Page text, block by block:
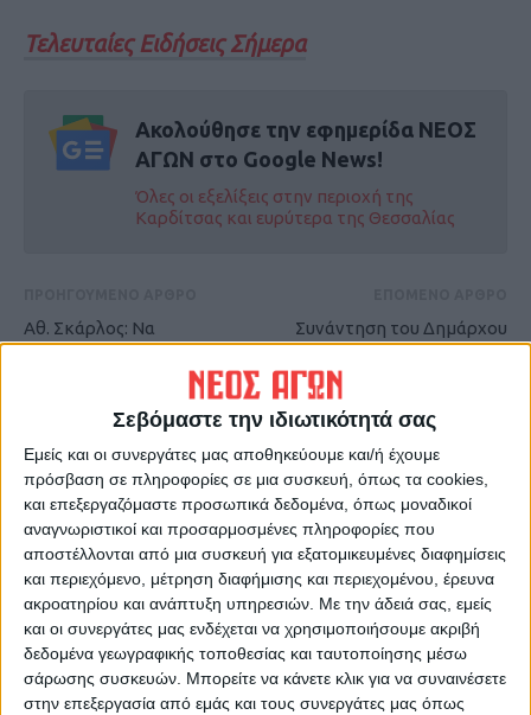
Σεβόμαστε την ιδιωτικότητά σας
Εμείς και οι συνεργάτες μας αποθηκεύουμε και/ή έχουμε
πρόσβαση σε πληροφορίες σε μια συσκευή, όπως τα cookies,
και επεξεργαζόμαστε προσωπικά δεδομένα, όπως μοναδικοί
αναγνωριστικοί και προσαρμοσμένες πληροφορίες που
αποστέλλονται από μια συσκευή για εξατομικευμένες διαφημίσεις
και περιεχόμενο, μέτρηση διαφήμισης και περιεχομένου, έρευνα
ακροατηρίου και ανάπτυξη υπηρεσιών. Με την άδειά σας, εμείς
και οι συνεργάτες μας ενδέχεται να χρησιμοποιήσουμε ακριβή
δεδομένα γεωγραφικής τοποθεσίας και ταυτοποίησης μέσω
σάρωσης συσκευών. Μπορείτε να κάνετε κλικ για να συναινέσετε
στην επεξεργασία από εμάς και τους συνεργάτες μας όπως
Τελευταίες Ειδήσεις Σήμερα
Ακολούθησε την εφημερίδα ΝΕΟΣ
ΑΓΩΝ στο Google News!
Όλες οι εξελίξεις στην περιοχή της
Καρδίτσας και ευρύτερα της Θεσσαλίας
Αθ. Σκάρλος: Να
βαμβακοκαλλιεργητών
Συνάντηση του Δημάρχου
Ενωσιακών Πόρων ΥπΑΑΤ
ΝΕΟΣ ΑΓΩΝ
https://neosagon.gr
Η Αρχαιότερη Καθημερινή Πρωινή Εφημερίδα της Καρδίτσας